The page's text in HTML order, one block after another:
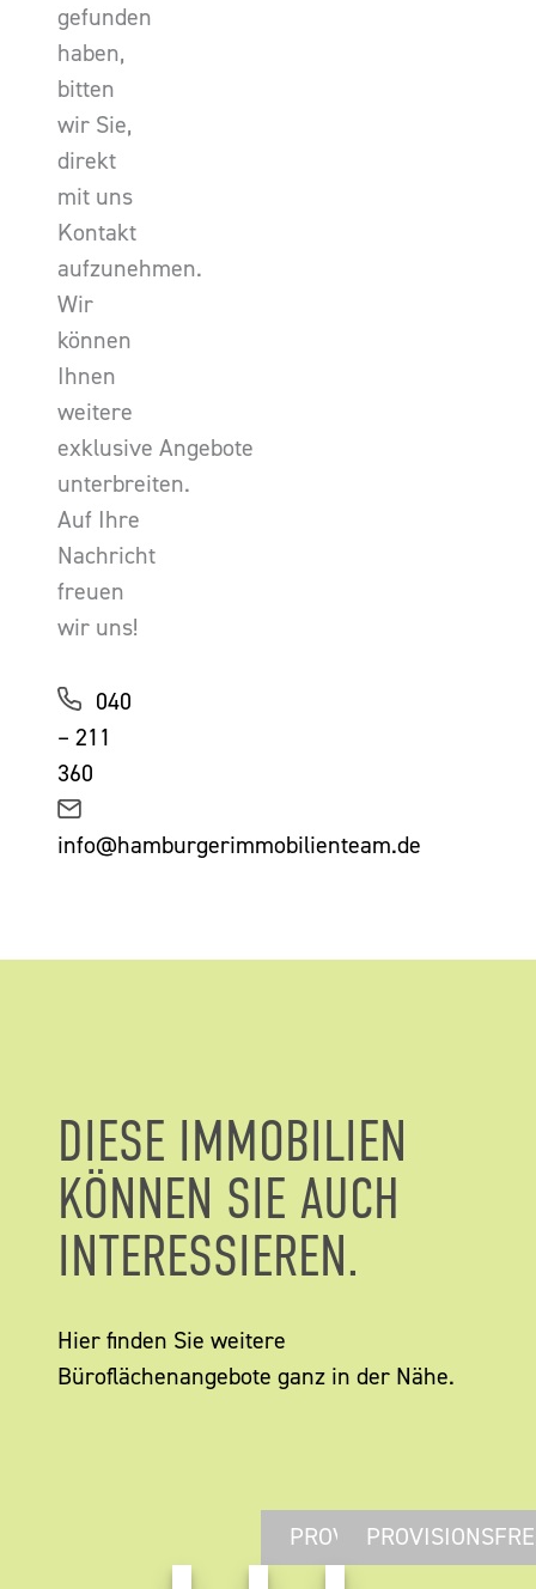
gefunden
haben,
bitten
wir Sie,
direkt
mit uns
Kontakt
aufzunehmen.
Wir
können
Ihnen
weitere
exklusive Angebote
unterbreiten.
Auf Ihre
Nachricht
freuen
wir uns!
040
– 211
360
info@hamburgerimmobilienteam.de
DIESE IMMOBILIEN
KÖNNEN SIE AUCH
INTERESSIEREN.
Hier finden Sie weitere
Büroflächenangebote ganz in der Nähe.
PROVISIONSFREI